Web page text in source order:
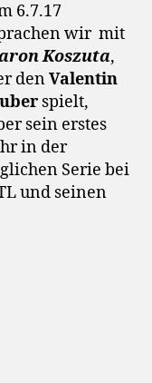
6.7.17
wir mit
Koszuta,
denValentin
spielt,
sein erstes
in der
Serie bei
und seinen